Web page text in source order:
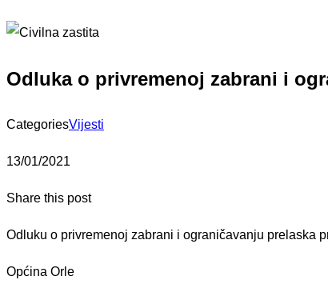
Odluka o privremenoj zabrani i
CategoriesVijesti
13/01/2021
Share this post
Odluku o privremenoj zabrani i ograničavanju prelaska
Općina Orle